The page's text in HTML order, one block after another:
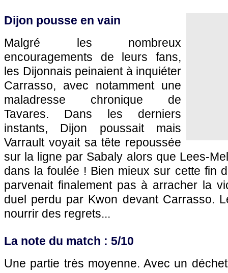
Dijon pousse en vain
Malgré les nombreux
encouragements de leurs fans,
les Dijonnais peinaient à inquiéter
Carrasso, avec notamment une
maladresse chronique de
Tavares. Dans les derniers
instants, Dijon poussait mais
Varrault voyait sa tête repoussée
sur la ligne par Sabaly alors que Lees-
dans la foulée ! Bien mieux sur cette fin
parvenait finalement pas à arracher la
duel perdu par Kwon devant Carrasso.
nourrir des regrets...
La note du match : 5/10
Une partie très moyenne. Avec un